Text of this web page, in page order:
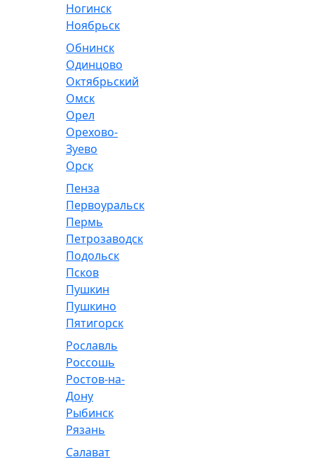
Ногинск
Ноябрьск
Обнинск
Одинцово
Октябрьский
Омск
Орел
Орехово-
Зуево
Орск
Пенза
Первоуральск
Пермь
Петрозаводск
Подольск
Псков
Пушкин
Пушкино
Пятигорск
Рославль
Россошь
Ростов-на-
Дону
Рыбинск
Рязань
Салават